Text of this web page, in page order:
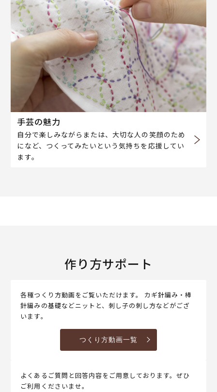
手芸の魅力
自分で楽しみながらまたは、大切な人の笑顔のため
になど、つくってみたいという気持ちを応援してい
ます。
作り方サポート
各種つくり方動画をご覧いただけます。 カギ針編み・棒
針編みの基礎などニットと、刺し子の刺し方などがござ
います。
つくり方動画一覧
よくあるご質問と回答内容をご用意しております。ぜひ
ご利用くださいませ。